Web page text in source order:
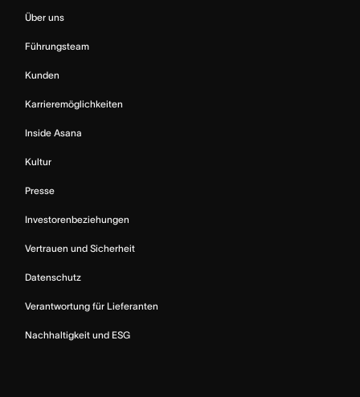
Über uns
Führungsteam
Kunden
Karrieremöglichkeiten
Inside Asana
Kultur
Presse
Investorenbeziehungen
Vertrauen und Sicherheit
Datenschutz
Verantwortung für Lieferanten
Nachhaltigkeit und ESG